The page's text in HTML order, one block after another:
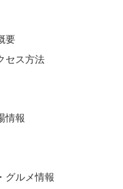
要
セス方法
情報
グルメ情報